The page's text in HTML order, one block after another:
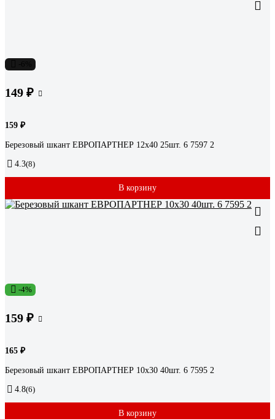
149 ₽
159 ₽
Березовый шкант ЕВРОПАРТНЕР 12х40 25шт. 6 7597 2
4.3(8)
В корзину
-4%
159 ₽
165 ₽
Березовый шкант ЕВРОПАРТНЕР 10х30 40шт. 6 7595 2
4.8(6)
В корзину